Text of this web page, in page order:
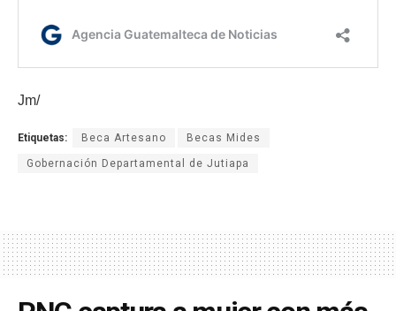
Jm/
Etiquetas: Beca Artesano Becas Mides
Gobernación Departamental de Jutiapa